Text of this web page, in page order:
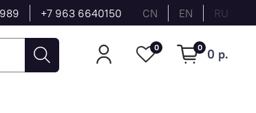
+7 963 6640150 CN EN RU
0 0 0 р.